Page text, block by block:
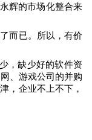
永辉的市场化整合来
而已。所以，有价
，缺少好的软件资
、游戏公司的并购
，企业不上不下，